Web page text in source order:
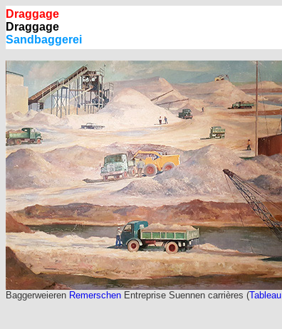
Draggage
Draggage
Sandbaggerei
Baggerweieren Remerschen Entreprise Suennen carrières (Tableau